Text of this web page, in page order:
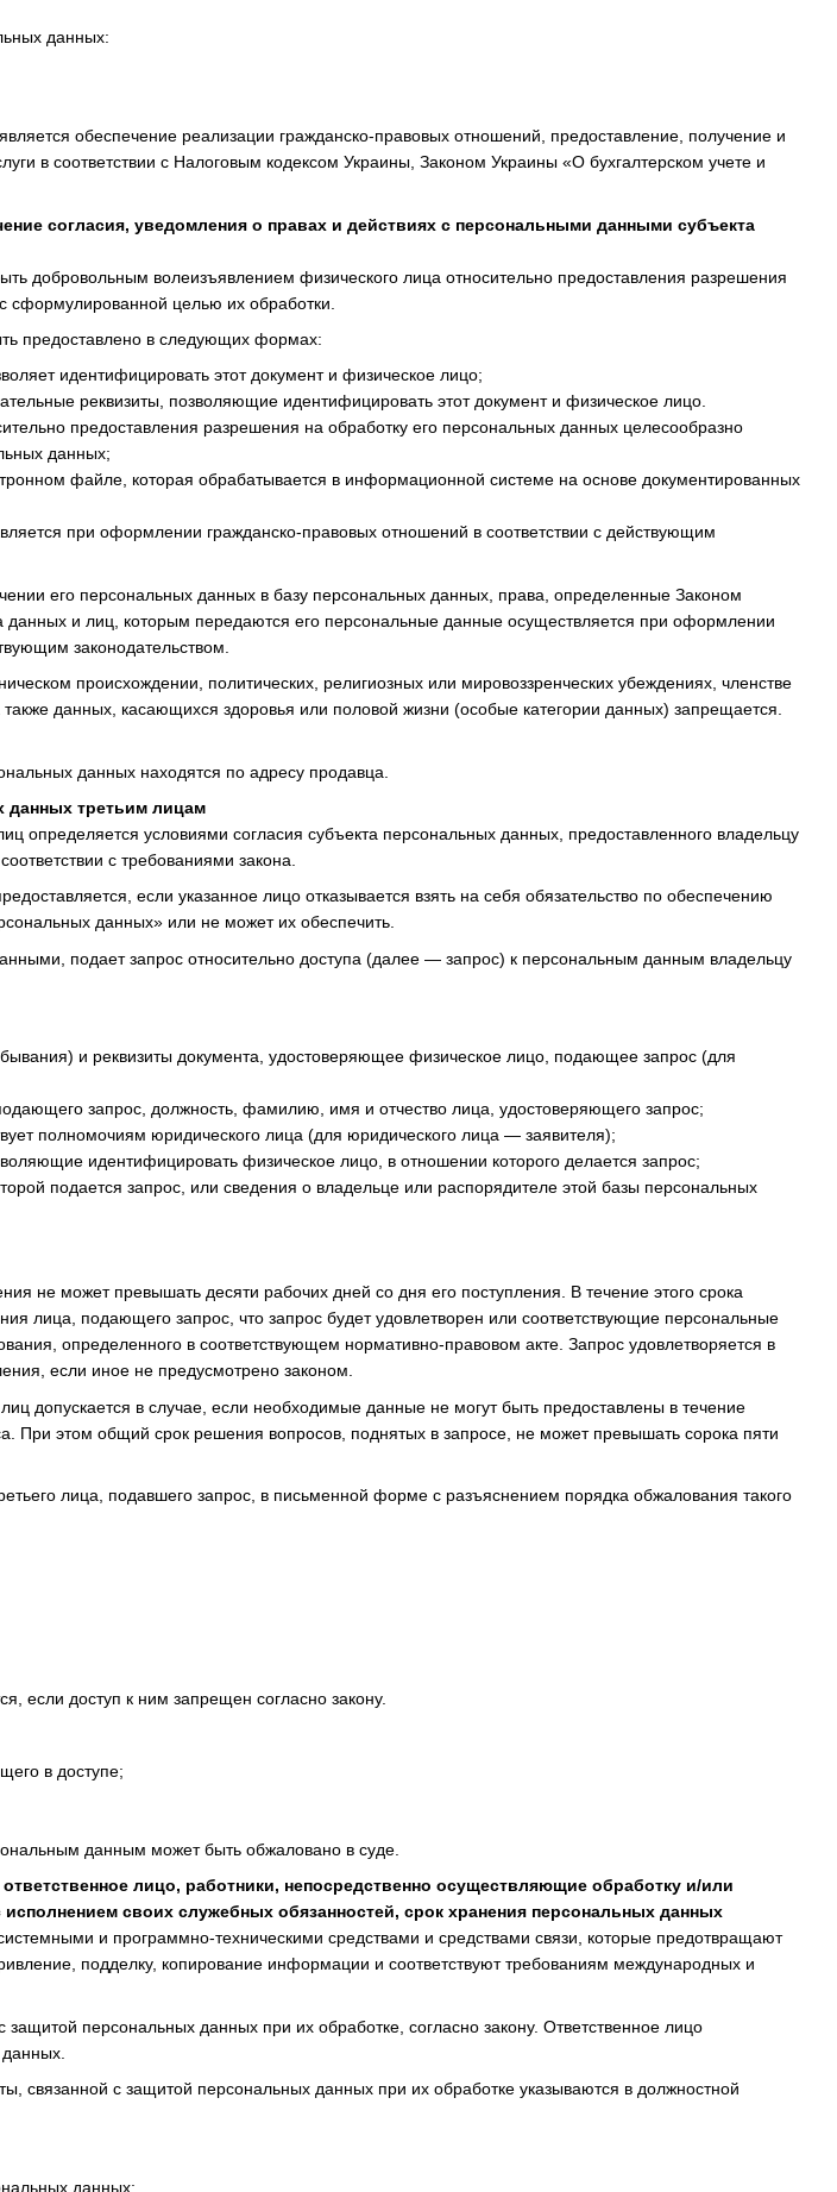
данных:
обеспечение реализации гражданско-правовых отношений, предоставление, получение и
в соответствии с Налоговым кодексом Украины, Законом Украины «О бухгалтерском учете и
согласия, уведомления о правах и действиях с персональными данными субъекта
добровольным волеизъявлением физического лица относительно предоставления разрешения
сформулированной целью их обработки.
предоставлено в следующих формах:
идентифицировать этот документ и физическое лицо;
реквизиты, позволяющие идентифицировать этот документ и физическое лицо.
предоставления разрешения на обработку его персональных данных целесообразно
данных;
файле, которая обрабатывается в информационной системе на основе документированных
при оформлении гражданско-правовых отношений в соответствии с действующим
его персональных данных в базу персональных данных, права, определенные Законом
и лиц, которым передаются его персональные данные осуществляется при оформлении
законодательством.
происхождении, политических, религиозных или мировоззренческих убеждениях, членстве
данных, касающихся здоровья или половой жизни (особые категории данных) запрещается.
данных находятся по адресу продавца.
данных третьим лицам
определяется условиями согласия субъекта персональных данных, предоставленного владельцу
с требованиями закона.
если указанное лицо отказывается взять на себя обязательство по обеспечению
данных» или не может их обеспечить.
подает запрос относительно доступа (далее — запрос) к персональным данным владельцу
и реквизиты документа, удостоверяющее физическое лицо, подающее запрос (для
запрос, должность, фамилию, имя и отчество лица, удостоверяющего запрос;
полномочиям юридического лица (для юридического лица — заявителя);
идентифицировать физическое лицо, в отношении которого делается запрос;
подается запрос, или сведения о владельце или распорядителе этой базы персональных
не может превышать десяти рабочих дней со дня его поступления. В течение этого срока
лица, подающего запрос, что запрос будет удовлетворен или соответствующие персональные
определенного в соответствующем нормативно-правовом акте. Запрос удовлетворяется в
если иное не предусмотрено законом.
допускается в случае, если необходимые данные не могут быть предоставлены в течение
При этом общий срок решения вопросов, поднятых в запросе, не может превышать сорока пяти
лица, подавшего запрос, в письменной форме с разъяснением порядка обжалования такого
если доступ к ним запрещен согласно закону.
в доступе;
данным может быть обжаловано в суде.
лицо, работники, непосредственно осуществляющие обработку и/или
своих служебных обязанностей, срок хранения персональных данных
и программно-техническими средствами и средствами связи, которые предотвращают
подделку, копирование информации и соответствуют требованиям международных и
защитой персональных данных при их обработке, согласно закону. Ответственное лицо
связанной с защитой персональных данных при их обработке указываются в должностной
данных;